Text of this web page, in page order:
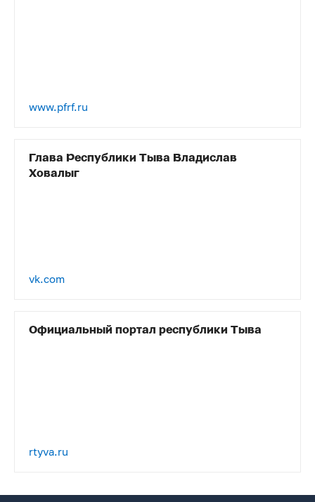
www.pfrf.ru
Глава Республики Тыва Владислав
Ховалыг
vk.com
Официальный портал республики Тыва
rtyva.ru